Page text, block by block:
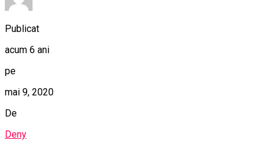
Publicat
acum 6 ani
pe
mai 9, 2020
De
Deny